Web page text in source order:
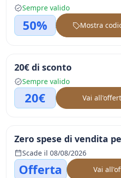
Sempre valido
50% ••••••
Mostra
20€ di sconto
Sempre valido
20€ Vai
Zero spese di vendita
Scade il 08/08/2026
Offerta Vai